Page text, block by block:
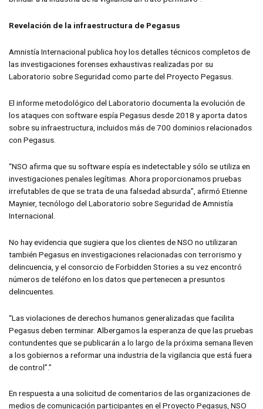
Revelación de la infraestructura de Pegasus
Amnistía Internacional publica hoy los detalles técnicos completos de
las investigaciones forenses exhaustivas realizadas por su
Laboratorio sobre Seguridad como parte del Proyecto Pegasus.
El informe metodológico del Laboratorio documenta la evolución de
los ataques con software espía Pegasus desde 2018 y aporta datos
sobre su infraestructura, incluidos más de 700 dominios relacionados
con Pegasus.
“NSO afirma que su software espía es indetectable y sólo se utiliza en
investigaciones penales legítimas. Ahora proporcionamos pruebas
irrefutables de que se trata de una falsedad absurda”, afirmó Etienne
Maynier, tecnólogo del Laboratorio sobre Seguridad de Amnistía
Internacional.
No hay evidencia que sugiera que los clientes de NSO no utilizaran
también Pegasus en investigaciones relacionadas con terrorismo y
delincuencia, y el consorcio de Forbidden Stories a su vez encontró
números de teléfono en los datos que pertenecen a presuntos
delincuentes.
“Las violaciones de derechos humanos generalizadas que facilita
Pegasus deben terminar. Albergamos la esperanza de que las pruebas
contundentes que se publicarán a lo largo de la próxima semana lleven
a los gobiernos a reformar una industria de la vigilancia que está fuera
de control”.”
En respuesta a una solicitud de comentarios de las organizaciones de
medios de comunicación participantes en el Proyecto Pegasus, NSO